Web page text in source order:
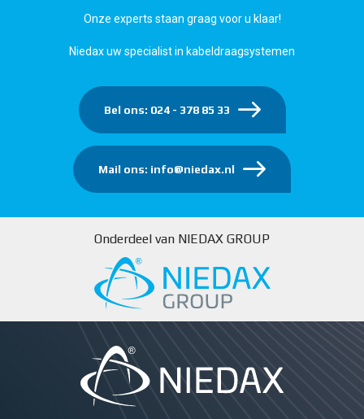
Onze experts staan graag voor u klaar!
Niedax uw specialist in kabeldraagsystemen
Bel ons: 024 - 378 85 33
Mail ons: info@niedax.nl
Onderdeel van NIEDAX GROUP